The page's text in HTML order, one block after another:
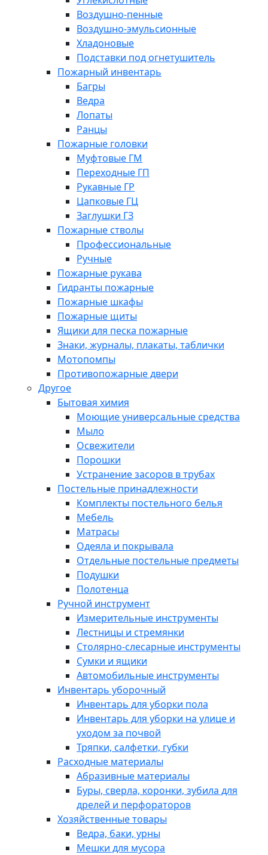
Воздушно-пенные
Воздушно-эмульсионные
Хладоновые
Подставки под огнетушитель
Пожарный инвентарь
Багры
Ведра
Лопаты
Ранцы
Пожарные головки
Муфтовые ГМ
Переходные ГП
Рукавные ГР
Цапковые ГЦ
Заглушки ГЗ
Пожарные стволы
Профессиональные
Ручные
Пожарные рукава
Гидранты пожарные
Пожарные шкафы
Пожарные щиты
Ящики для песка пожарные
Знаки, журналы, плакаты, таблички
Мотопомпы
Противопожарные двери
Другое
Бытовая химия
Моющие универсальные средства
Мыло
Освежители
Порошки
Устранение засоров в трубах
Постельные принадлежности
Комплекты постельного белья
Мебель
Матрасы
Одеяла и покрывала
Отдельные постельные предметы
Подушки
Полотенца
Ручной инструмент
Измерительные инструменты
Лестницы и стремянки
Столярно-слесарные инструменты
Сумки и ящики
Автомобильные инструменты
Инвентарь уборочный
Инвентарь для уборки пола
Инвентарь для уборки на улице и
уходом за почвой
Тряпки, салфетки, губки
Расходные материалы
Абразивные материалы
Буры, сверла, коронки, зубила для
дрелей и перфораторов
Хозяйственные товары
Ведра, баки, урны
Мешки для мусора